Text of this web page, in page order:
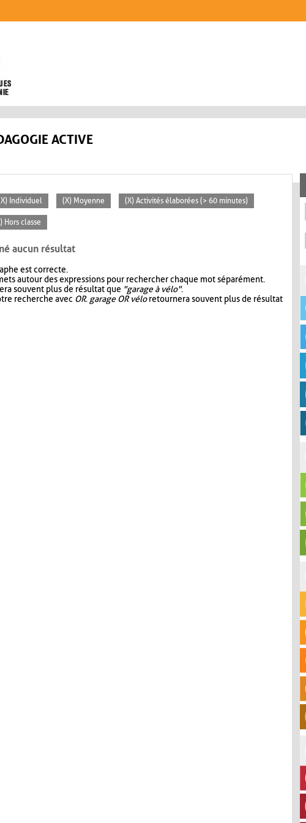
ACTIVE
Individuel (X) Moyenne (X) Activités élaborées (> 60 minutes)
Hors classe
aucun résultat
est correcte.
autour des expressions pour rechercher chaque mot séparément.
souvent plus de résultat que "garage à vélo".
recherche avec OR. garage OR véloretournera souvent plus de résultat